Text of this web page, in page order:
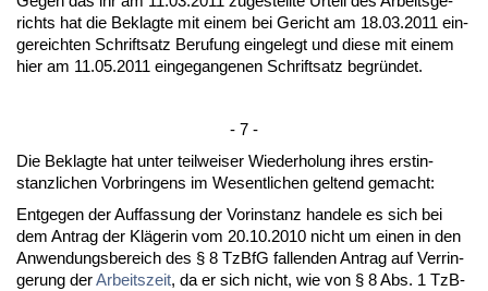
richts hat die Be­klag­te mit ei­nem bei Ge­richt am 18.03.2011 ein­
ge­reich­ten Schrift­satz Be­ru­fung ein­ge­legt und die­se mit ei­nem
hier am 11.05.2011 ein­ge­gan­ge­nen Schrift­satz be­gründet.
- 7 -
Die Be­klag­te hat un­ter teil­wei­ser Wie­der­ho­lung ih­res erst­in­
stanz­li­chen Vor­brin­gens im We­sent­li­chen gel­tend ge­macht:
Ent­ge­gen der Auf­fas­sung der Vor­in­stanz han­de­le es sich bei
dem An­trag der Kläge­rin vom 20.10.2010 nicht um ei­nen in den
An­wen­dungs­be­reich des § 8 Tz­B­fG fal­len­den An­trag auf Ver­rin­
ge­rung derAr­beits­zeit, da er sich nicht, wie von § 8 Abs. 1 Tz­B­